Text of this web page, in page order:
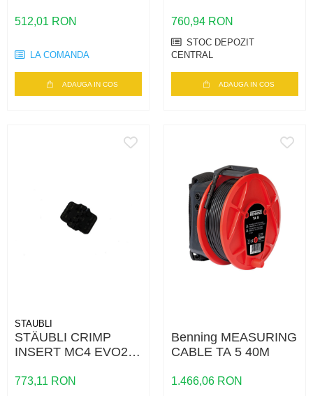
Testerele PV 1-1 și PV
512,01 RON
LA COMANDA
ADAUGA IN COS
760,94 RON
STOC DEPOZIT
CENTRAL
ADAUGA IN COS
STAUBLI
STÄUBLI CRIMP
INSERT MC4 EVO2
773,11 RON
Benning MEASURING
CABLE TA 5 40M
1.466,06 RON